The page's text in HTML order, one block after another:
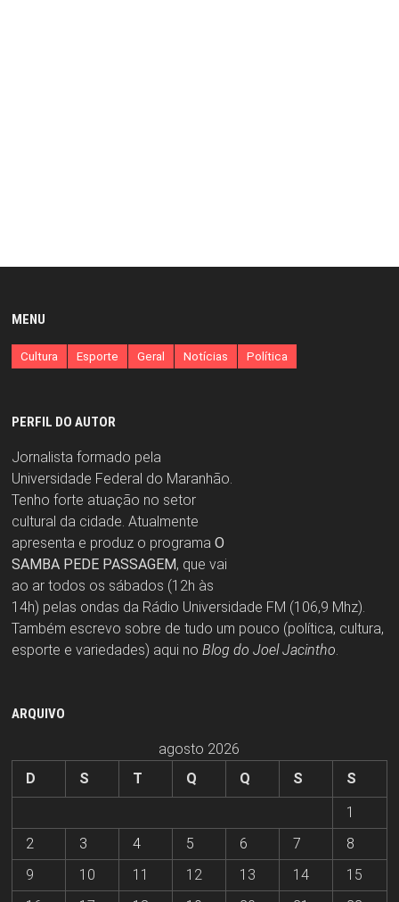
MENU
Cultura Esporte Geral Notícias Política
PERFIL DO AUTOR
Jornalista formado pela
Universidade Federal do Maranhão.
Tenho forte atuação no setor
cultural da cidade. Atualmente
apresenta e produz o programa O
SAMBA PEDE PASSAGEM, que vai
ao ar todos os sábados (12h às
14h) pelas ondas da Rádio Universidade FM (106,9 Mhz).
Também escrevo sobre de tudo um pouco (política, cultura,
esporte e variedades) aqui no Blog do Joel Jacintho.
ARQUIVO
agosto 2026
D
S T Q Q S
S
1
2
3 4 5 6 7
8
9
10 11 12 13 14
15